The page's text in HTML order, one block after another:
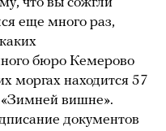
еще много раз,
бюро Кемерово
моргах находится 57
вишне».
документов